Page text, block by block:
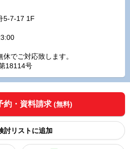
5-7-17 1F
でご対応致します。
18114号
約・資料請求 (無料)
討リスト